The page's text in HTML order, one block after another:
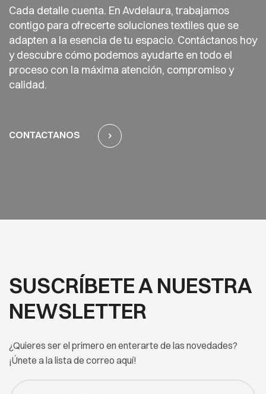
Cada detalle cuenta. En Avdelaura, trabajamos
contigo para ofrecerte soluciones textiles que se
adapten a la esencia de tu espacio. Contáctanos hoy
y descubre cómo podemos ayudarte en todo el
proceso con la máxima atención, compromiso y
calidad.
CONTACTANOS
SUSCRÍBETE A NUESTRA
NEWSLETTER
¿Quieres ser el primero en enterarte de las novedades?
¡Únete a la lista de correo aquí!
FORM